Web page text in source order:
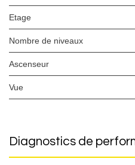
Etage
Nombre de niveaux
Ascenseur
Vue
diagnostics de